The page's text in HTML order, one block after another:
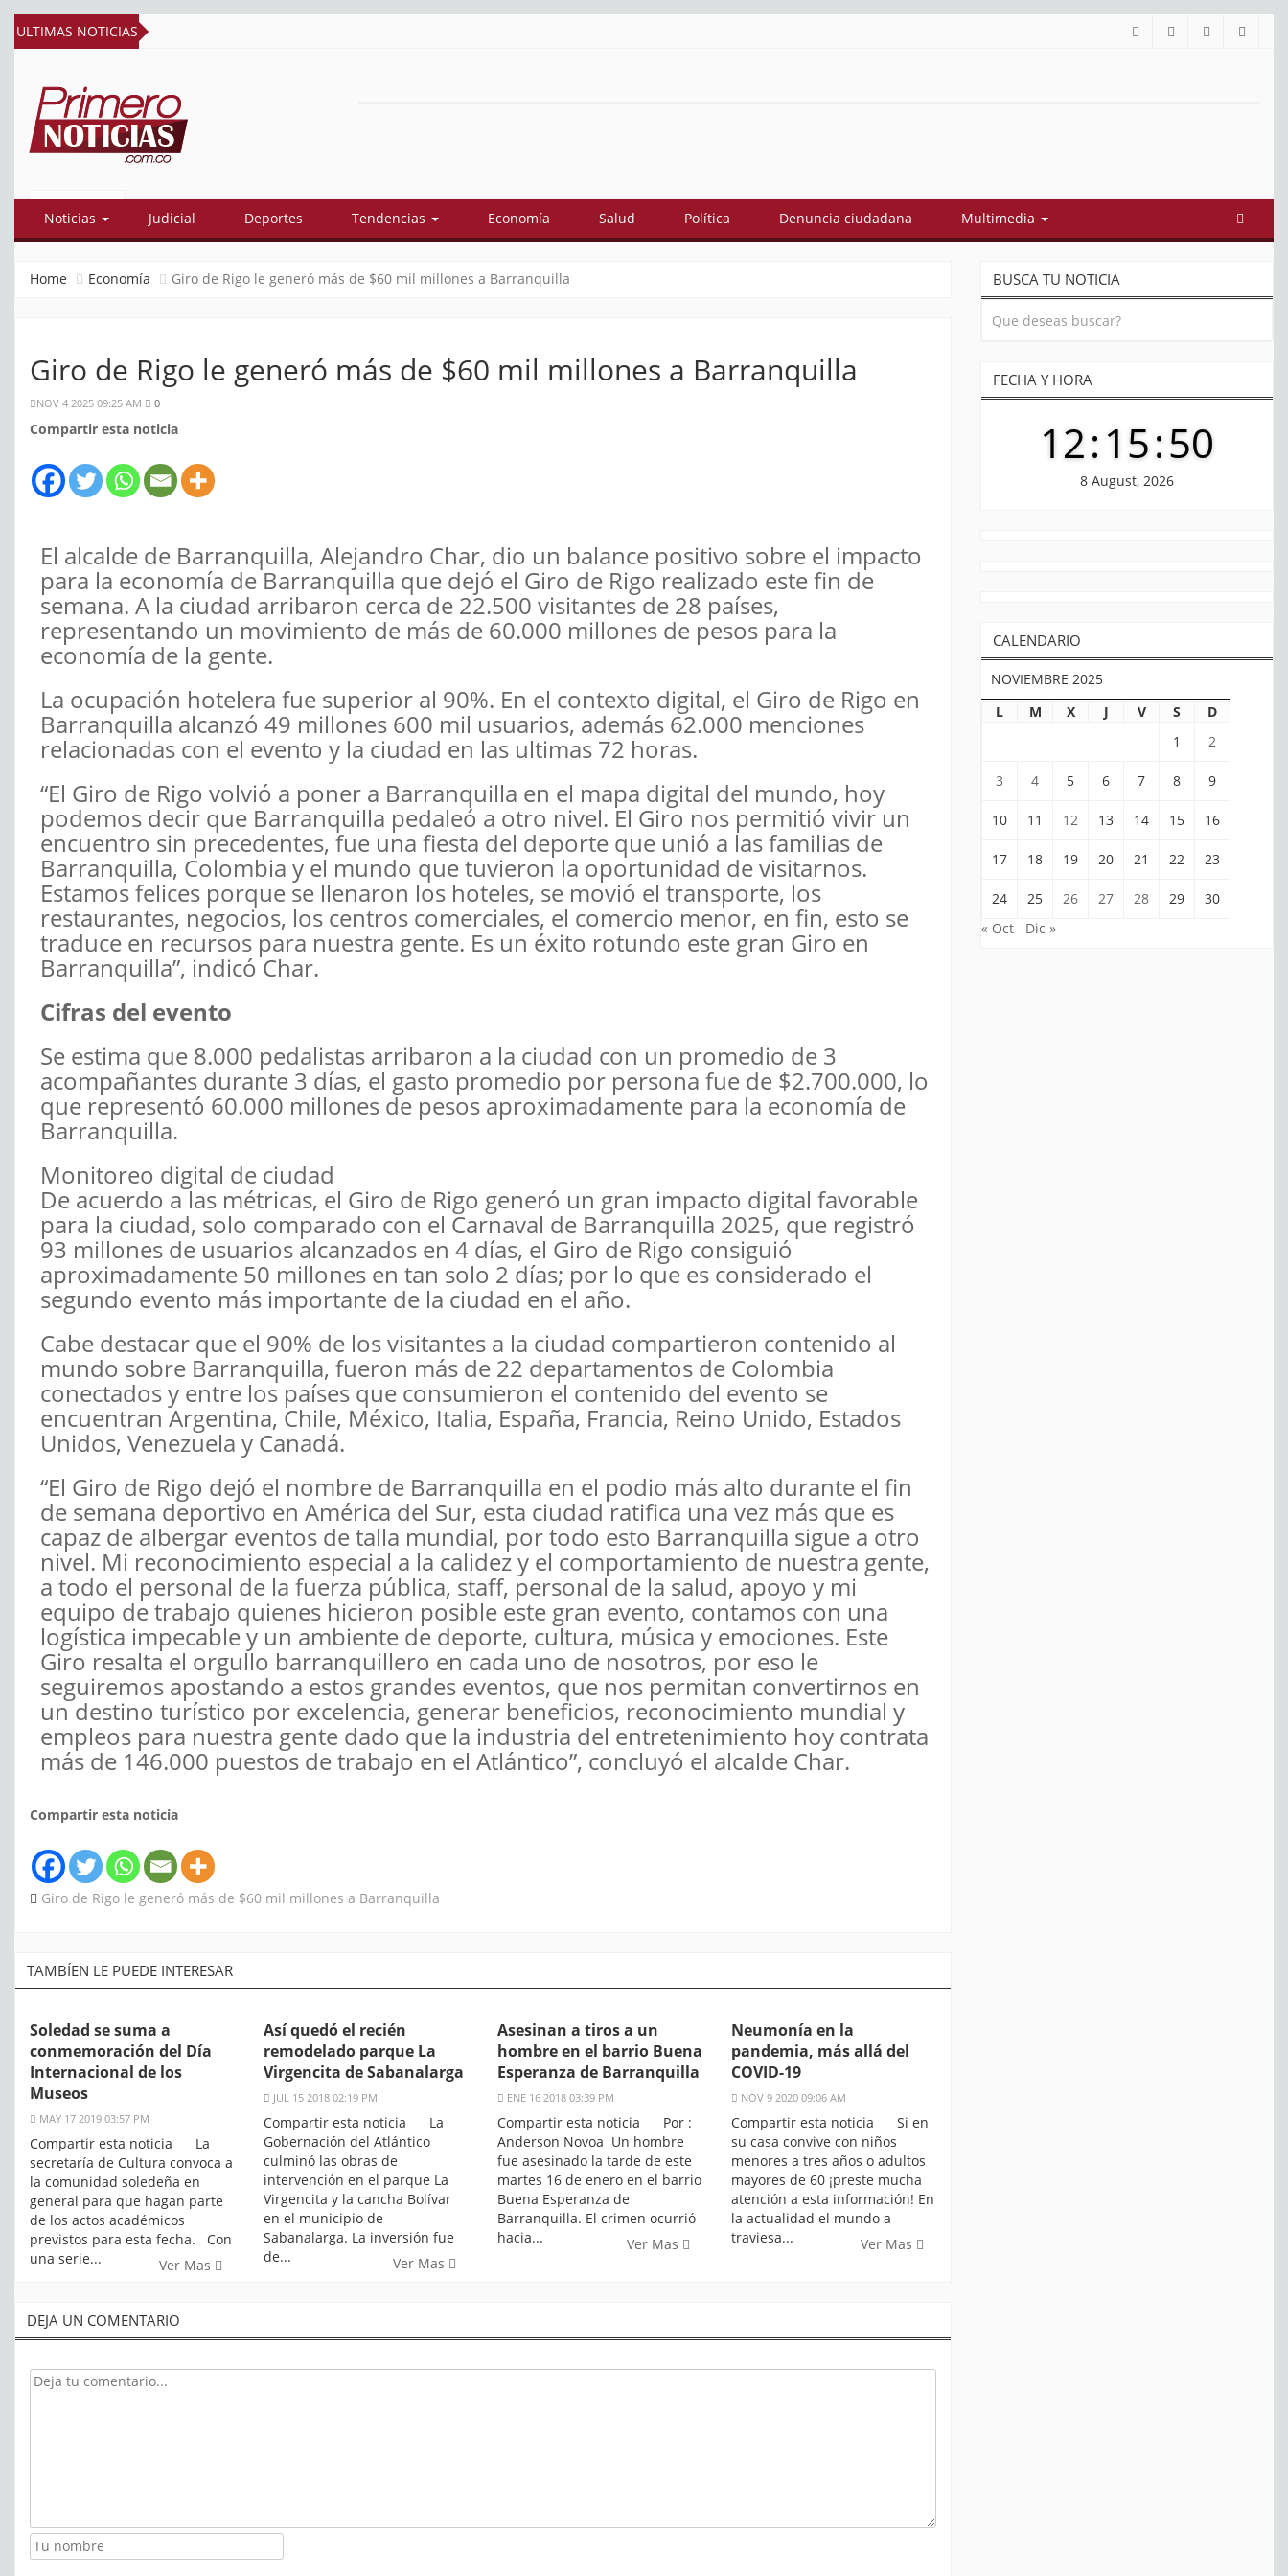
ULTIMAS NOTICIAS
NOTICIAS
Noticias Judicial Deportes Tendencias Economía Salud Política Denuncia ciudadana Multimedia
Home Economía Giro de Rigo le generó más de $60 mil millones a Barranquilla
Giro de Rigo le generó más de $60 mil millones a Barranquilla
NOV 4 2025 09:25 AM 0
Compartir esta noticia
El alcalde de Barranquilla, Alejandro Char, dio un balance positivo sobre el impacto
para la economía de Barranquilla que dejó el Giro de Rigo realizado este fin de
semana. A la ciudad arribaron cerca de 22.500 visitantes de 28 países,
representando un movimiento de más de 60.000 millones de pesos para la
economía de la gente.
La ocupación hotelera fue superior al 90%. En el contexto digital, el Giro de Rigo en
Barranquilla alcanzó 49 millones 600 mil usuarios, además 62.000 menciones
relacionadas con el evento y la ciudad en las ultimas 72 horas.
“El Giro de Rigo volvió a poner a Barranquilla en el mapa digital del mundo, hoy
podemos decir que Barranquilla pedaleó a otro nivel. El Giro nos permitió vivir un
encuentro sin precedentes, fue una fiesta del deporte que unió a las familias de
Barranquilla, Colombia y el mundo que tuvieron la oportunidad de visitarnos.
Estamos felices porque se llenaron los hoteles, se movió el transporte, los
restaurantes, negocios, los centros comerciales, el comercio menor, en fin, esto se
traduce en recursos para nuestra gente. Es un éxito rotundo este gran Giro en
Barranquilla”, indicó Char.
Cifras del evento
Se estima que 8.000 pedalistas arribaron a la ciudad con un promedio de 3
acompañantes durante 3 días, el gasto promedio por persona fue de $2.700.000, lo
que representó 60.000 millones de pesos aproximadamente para la economía de
Barranquilla.
Monitoreo digital de ciudad
De acuerdo a las métricas, el Giro de Rigo generó un gran impacto digital favorable
para la ciudad, solo comparado con el Carnaval de Barranquilla 2025, que registró
93 millones de usuarios alcanzados en 4 días, el Giro de Rigo consiguió
aproximadamente 50 millones en tan solo 2 días; por lo que es considerado el
segundo evento más importante de la ciudad en el año.
Cabe destacar que el 90% de los visitantes a la ciudad compartieron contenido al
mundo sobre Barranquilla, fueron más de 22 departamentos de Colombia
conectados y entre los países que consumieron el contenido del evento se
encuentran Argentina, Chile, México, Italia, España, Francia, Reino Unido, Estados
Unidos, Venezuela y Canadá.
“El Giro de Rigo dejó el nombre de Barranquilla en el podio más alto durante el fin
de semana deportivo en América del Sur, esta ciudad ratifica una vez más que es
capaz de albergar eventos de talla mundial, por todo esto Barranquilla sigue a otro
nivel. Mi reconocimiento especial a la calidez y el comportamiento de nuestra gente,
a todo el personal de la fuerza pública, staff, personal de la salud, apoyo y mi
equipo de trabajo quienes hicieron posible este gran evento, contamos con una
logística impecable y un ambiente de deporte, cultura, música y emociones. Este
Giro resalta el orgullo barranquillero en cada uno de nosotros, por eso le
seguiremos apostando a estos grandes eventos, que nos permitan convertirnos en
un destino turístico por excelencia, generar beneficios, reconocimiento mundial y
empleos para nuestra gente dado que la industria del entretenimiento hoy contrata
más de 146.000 puestos de trabajo en el Atlántico”, concluyó el alcalde Char.
Compartir esta noticia
Giro de Rigo le generó más de $60 mil millones a Barranquilla
TAMBÍEN LE PUEDE INTERESAR
Soledad se suma a
conmemoración del Día
Internacional de los
Museos
MAY 17 2019 03:57 PM
Compartir esta noticia La
secretaría de Cultura convoca a
la comunidad soledeña en
general para que hagan parte
de los actos académicos
previstos para esta fecha. Con
una serie...
Ver Mas
Así quedó el recién
remodelado parque La
Virgencita de Sabanalarga
JUL 15 2018 02:19 PM
Compartir esta noticia La
Gobernación del Atlántico
culminó las obras de
intervención en el parque La
Virgencita y la cancha Bolívar
en el municipio de
Sabanalarga. La inversión fue
de...
Ver Mas
Asesinan a tiros a un
hombre en el barrio Buena
Esperanza de Barranquilla
ENE 16 2018 03:39 PM
Compartir esta noticia Por :
Anderson Novoa Un hombre
fue asesinado la tarde de este
martes 16 de enero en el barrio
Buena Esperanza de
Barranquilla. El crimen ocurrió
hacia...
Ver Mas
Neumonía en la
pandemia, más allá del
COVID-19
NOV 9 2020 09:06 AM
Compartir esta noticia Si en
su casa convive con niños
menores a tres años o adultos
mayores de 60 ¡preste mucha
atención a esta información! En
la actualidad el mundo a
traviesa...
Ver Mas
DEJA UN COMENTARIO
BUSCA TU NOTICIA
FECHA Y HORA
12:15:51
8 August, 2026
CALENDARIO
NOVIEMBRE 2025
L
M X J V S
D
1
2
3 4 5 6 7 8 9
10 11 12 13 14 15 16
17 18 19 20 21 22 23
24 25 26 27 28 29
30
« Oct
Dic »